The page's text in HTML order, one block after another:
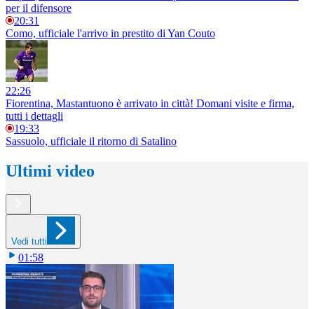
per il difensore
20:31
Como, ufficiale l'arrivo in prestito di Yan Couto
22:26
Fiorentina, Mastantuono è arrivato in città! Domani visite e firma,
tutti i dettagli
19:33
Sassuolo, ufficiale il ritorno di Satalino
Ultimi video
Vedi tutti
01:58